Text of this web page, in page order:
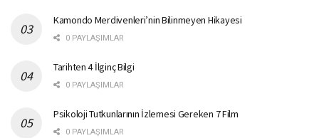
Kamondo Merdivenleri’nin Bilinmeyen Hikayesi
0 PAYLAŞIMLAR
Tarihten 4 İlginç Bilgi
0 PAYLAŞIMLAR
Psikoloji Tutkunlarının İzlemesi Gereken 7 Film
0 PAYLAŞIMLAR